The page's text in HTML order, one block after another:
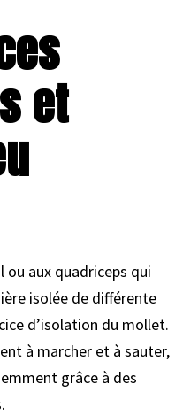
et
aux quadriceps qui
isolée de différente
d’isolation du mollet.
à marcher et à sauter,
grâce à des